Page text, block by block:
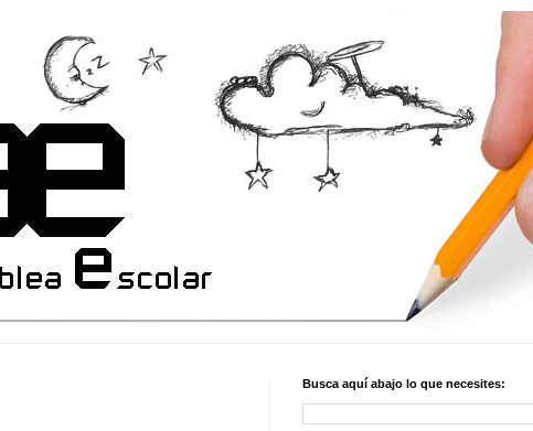
Busca aquí abajo lo que necesites: